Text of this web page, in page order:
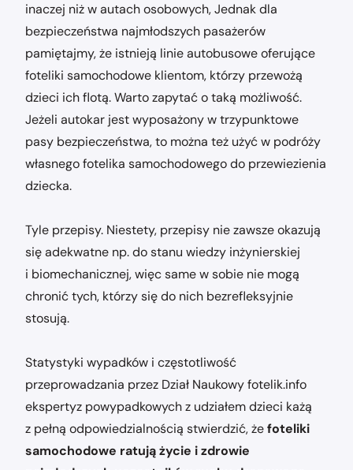
inaczej niż w autach osobowych, Jednak dla
bezpieczeństwa najmłodszych pasażerów
pamiętajmy, że istnieją linie autobusowe oferujące
foteliki samochodowe klientom, którzy przewożą
dzieci ich flotą. Warto zapytać o taką możliwość.
Jeżeli autokar jest wyposażony w trzypunktowe
pasy bezpieczeństwa, to można też użyć w podróży
własnego fotelika samochodowego do przewiezienia
dziecka.
Tyle przepisy. Niestety, przepisy nie zawsze okazują
się adekwatne np. do stanu wiedzy inżynierskiej
i biomechanicznej, więc same w sobie nie mogą
chronić tych, którzy się do nich bezrefleksyjnie
stosują.
Statystyki wypadków i częstotliwość
przeprowadzania przez Dział Naukowy fotelik.info
ekspertyz powypadkowych z udziałem dzieci każą
z pełną odpowiedzialnością stwierdzić, żefoteliki
samochodowe ratują życie i zdrowie